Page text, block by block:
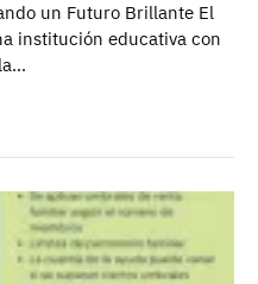
un Futuro Brillante El
institución educativa con